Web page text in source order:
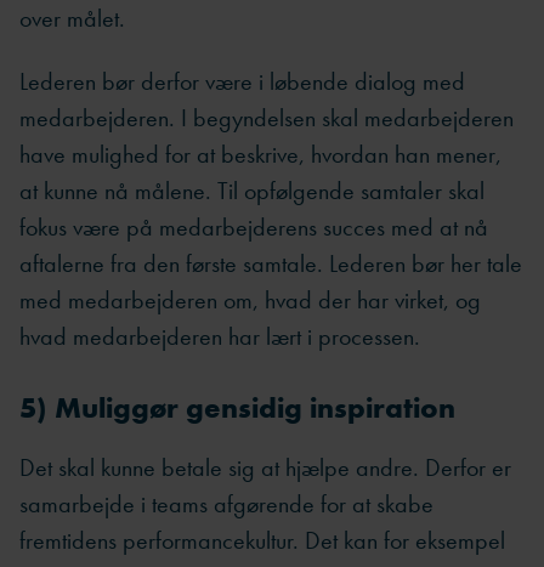
over målet.
Lederen bør derfor være i løbende dialog med
medarbejderen. I begyndelsen skal medarbejderen
have mulighed for at beskrive, hvordan han mener,
at kunne nå målene. Til opfølgende samtaler skal
fokus være på medarbejderens succes med at nå
aftalerne fra den første samtale. Lederen bør her tale
med medarbejderen om, hvad der har virket, og
hvad medarbejderen har lært i processen.
5) Muliggør gensidig inspiration
Det skal kunne betale sig at hjælpe andre. Derfor er
samarbejde i teams afgørende for at skabe
fremtidens performancekultur. Det kan for eksempel